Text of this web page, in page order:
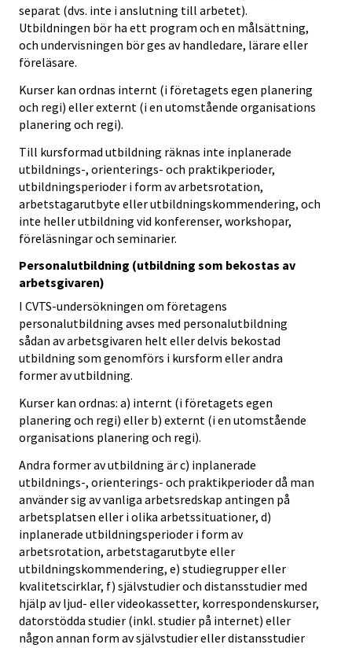
separat (dvs. inte i anslutning till arbetet).
Utbildningen bör ha ett program och en målsättning,
och undervisningen bör ges av handledare, lärare eller
föreläsare.
Kurser kan ordnas internt (i företagets egen planering
och regi) eller externt (i en utomstående organisations
planering och regi).
Till kursformad utbildning räknas inte inplanerade
utbildnings-, orienterings- och praktikperioder,
utbildningsperioder i form av arbetsrotation,
arbetstagarutbyte eller utbildningskommendering, och
inte heller utbildning vid konferenser, workshopar,
föreläsningar och seminarier.
Personalutbildning (utbildning som bekostas av
arbetsgivaren)
I CVTS-undersökningen om företagens
personalutbildning avses med personalutbildning
sådan av arbetsgivaren helt eller delvis bekostad
utbildning som genomförs i kursform eller andra
former av utbildning.
Kurser kan ordnas: a) internt (i företagets egen
planering och regi) eller b) externt (i en utomstående
organisations planering och regi).
Andra former av utbildning är c) inplanerade
utbildnings-, orienterings- och praktikperioder då man
använder sig av vanliga arbetsredskap antingen på
arbetsplatsen eller i olika arbetssituationer, d)
inplanerade utbildningsperioder i form av
arbetsrotation, arbetstagarutbyte eller
utbildningskommendering, e) studiegrupper eller
kvalitetscirklar, f) självstudier och distansstudier med
hjälp av ljud- eller videokassetter, korrespondenskurser,
datorstödda studier (inkl. studier på internet) eller
någon annan form av självstudier eller distansstudier